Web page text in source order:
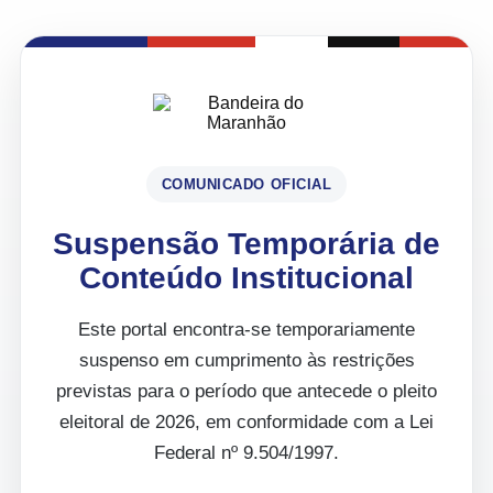
COMUNICADO OFICIAL
Suspensão Temporária de
Conteúdo Institucional
Este portal encontra-se temporariamente
suspenso em cumprimento às restrições
previstas para o período que antecede o pleito
eleitoral de 2026, em conformidade com a Lei
Federal nº 9.504/1997.